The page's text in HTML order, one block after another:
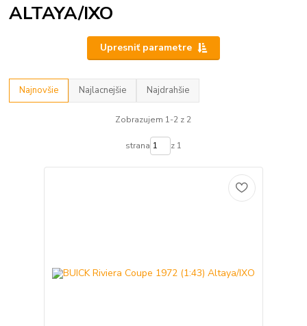
ALTAYA/IXO
Upresniť parametre
Najnovšie Najlacnejšie Najdrahšie
Zobrazujem 1-2 z 2
strana z 1